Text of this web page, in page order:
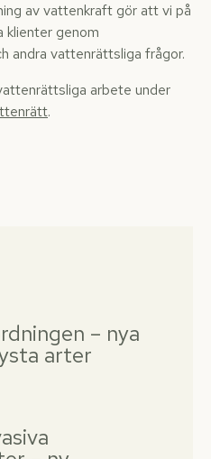
av vattenkraft gör att vi på
genom
andra vattenrättsliga frågor.
arbete under
.
– nya
arter